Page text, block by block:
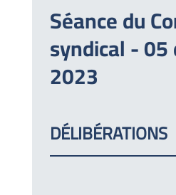
Séance du
syndical -
2023
DÉLIBÉRATIONS